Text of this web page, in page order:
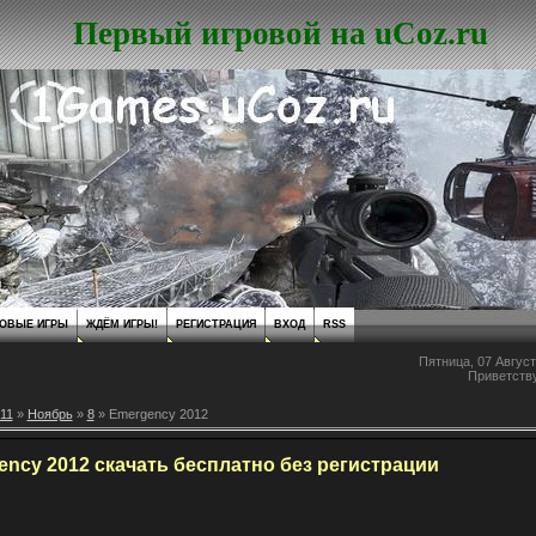
Первый игровой на uCoz.ru
ИГРЫ ЖДЁМ ИГРЫ! РЕГИСТРАЦИЯ ВХОД RSS
Пятница, 07
» Ноябрь » 8» Emergency 2012
2012 скачать бесплатно без регистрации